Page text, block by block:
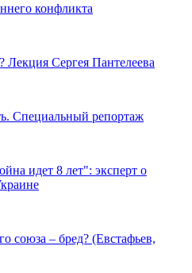
конфликта
Лекция Сергея Пантелеева
Специальный репортаж
идет 8 лет": эксперт о
союза – бред? (Евстафьев,